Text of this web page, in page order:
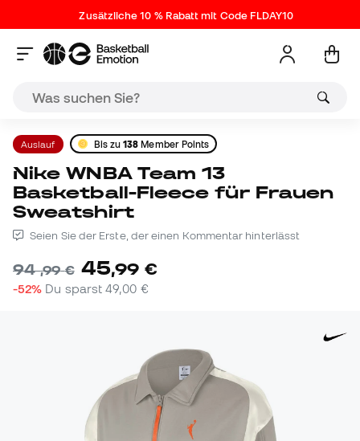
Zusätzliche 10 % Rabatt mit Code FLDAY10
Auslauf Bis zu138 Member Points
Nike WNBA Team 13
Basketball-Fleece für Frauen
Sweatshirt
Seien Sie der Erste, der einen Kommentar hinterlässt
94,99 € 45,99 €
-52% Du sparst49,00 €